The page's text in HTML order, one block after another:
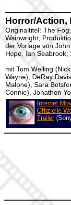
Horror/Action,
Originaltitel: The
Wainwright;
der Vorlage von
Hope, Ian Seabrook;
mit Tom Welling
Wayne), DeRay
Malone), Sara
Connie), Jonathon
Internet
Offizielle
Trailer